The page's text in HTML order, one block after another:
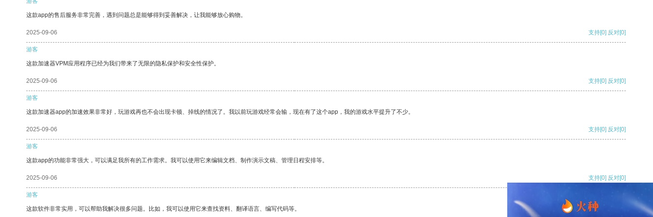
这款app的售后服务非常完善，遇到问题总是能够得到妥善解决，让我能够放心购物。
2025-09-06 支持[0] 反对[0]
游客
这款加速器VPM应用程序已经为我们带来了无限的隐私保护和安全性保护。
2025-09-06 支持[0] 反对[0]
游客
这款加速器app的加速效果非常好，玩游戏再也不会出现卡顿、掉线的情况了。我以前玩游戏经常会输，现在有了这个app，我的游戏水平提升了不少。
2025-09-06 支持[0] 反对[0]
游客
这款app的功能非常强大，可以满足我所有的工作需求。我可以使用它来编辑文档、制作演示文稿、管理日程安排等。
2025-09-06 支持[0] 反对[0]
游客
这款软件非常实用，可以帮助我解决很多问题。比如，我可以使用它来查找资料、翻译语言、编写代码等。